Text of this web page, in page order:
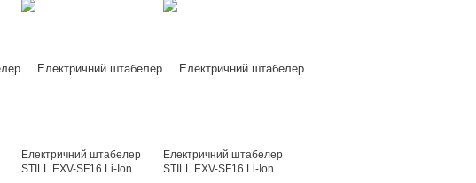
Електричний штабелер
STILL EXV-SF16 Li-Ion
Електричний штабелер
STILL EXV-SF16 Li-Ion